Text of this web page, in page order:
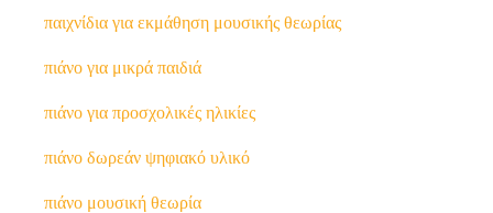
παιχνίδια για εκμάθηση μουσικής θεωρίας
πιάνο για μικρά παιδιά
πιάνο για προσχολικές ηλικίες
πιάνο δωρεάν ψηφιακό υλικό
πιάνο μουσική θεωρία